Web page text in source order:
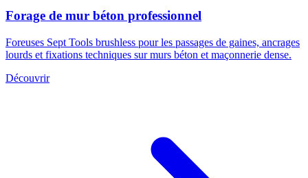
Forage de mur béton professionnel
Foreuses Sept Tools brushless pour les passages de gaines, ancrages
lourds et fixations techniques sur murs béton et maçonnerie dense.
Découvrir